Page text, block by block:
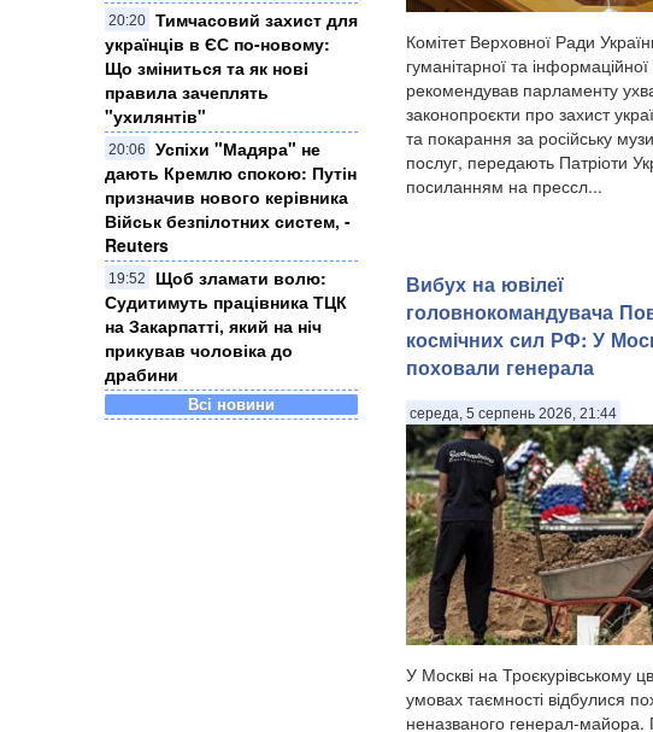
20:20 Тимчасовий захист для
українців в ЄС по-новому:
Що зміниться та як нові
правила зачеплять
"ухилянтів"
20:06
Успіхи "Мадяра" не
дають Кремлю спокою: Путін
призначив нового керівника
Військ безпілотних систем, -
Reuters
19:52
Щоб зламати волю:
Судитимуть працівника ТЦК
на Закарпатті, який на ніч
прикував чоловіка до
драбини
Всі новини
Комітет Верховної Ради
гуманітарної та інформаційної
рекомендував парламенту
законопроєкти про захист
та покарання за російську
послуг, передають Патріоти
посиланням на прессл...
Вибух на ювілеї
головнокомандувача
космічних сил РФ: У
поховали генерала
середа, 5 серпень 2026, 21:44
У Москві на Троєкурівському
умовах таємності відбулися
неназваного генерал-